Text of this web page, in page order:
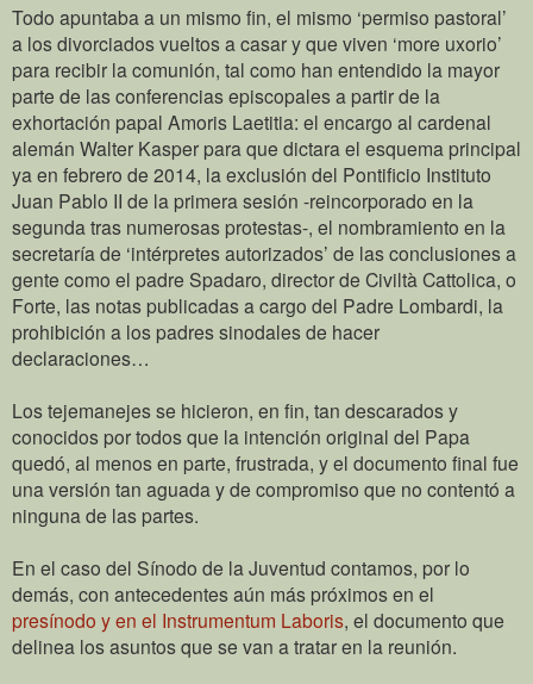
Todo apuntaba a un mismo fin, el mismo ‘permiso pastoral’
a los divorciados vueltos a casar y que viven ‘more uxorio’
para recibir la comunión, tal como han entendido la mayor
parte de las conferencias episcopales a partir de la
exhortación papal Amoris Laetitia: el encargo al cardenal
alemán Walter Kasper para que dictara el esquema principal
ya en febrero de 2014, la exclusión del Pontificio Instituto
Juan Pablo II de la primera sesión -reincorporado en la
segunda tras numerosas protestas-, el nombramiento en la
secretaría de ‘intérpretes autorizados’ de las conclusiones a
gente como el padre Spadaro, director de Civiltà Cattolica, o
Forte, las notas publicadas a cargo del Padre Lombardi, la
prohibición a los padres sinodales de hacer
declaraciones…
Los tejemanejes se hicieron, en fin, tan descarados y
conocidos por todos que la intención original del Papa
quedó, al menos en parte, frustrada, y el documento final fue
una versión tan aguada y de compromiso que no contentó a
ninguna de las partes.
En el caso del Sínodo de la Juventud contamos, por lo
demás, con antecedentes aún más próximos en el
presínodo y en el Instrumentum Laboris, el documento que
delinea los asuntos que se van a tratar en la reunión.